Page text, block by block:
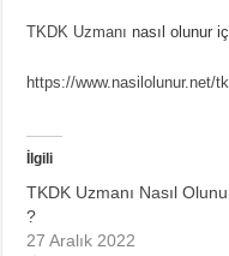
TKDK Uzmanı nasıl olunur
https://www.nasilolunur.net/
İlgili
TKDK Uzmanı Nasıl
?
27 Aralık 2022